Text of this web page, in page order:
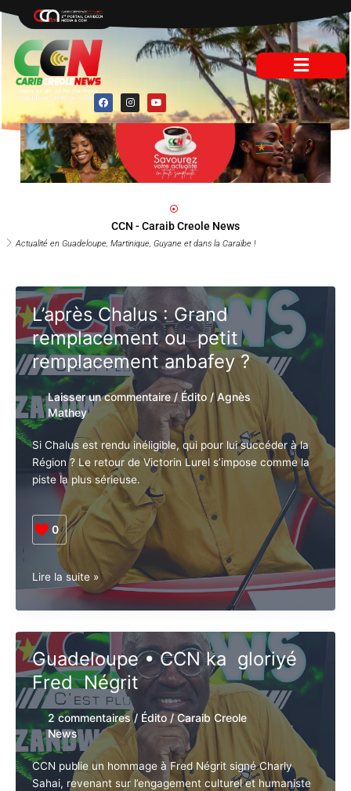
contenu
F
a
c
e
b
o
o
k
I
n
s
t
m
Y
o
u
t
b
e
Actualité en Guadeloupe, Martinique, Guyane et dans la Caraïbe !
CCN - Caraib Creole News
L’après Chalus : Grand
remplacement ou petit
remplacement anbafey ?
Laisser un commentaire / Édito/Agnès
Mathey
Si Chalus est rendu inéligible, qui pour lui succéder à
la Région ? Le retour de Victorin Lurel s’impose
comme la piste la plus sérieuse.
0
L’après
Chalus
:
remplacement
ou
petit
remplacement
anbafey
?
Lire la suite »
Guadeloupe • CCN ka gloriyé
Fred Négrit
2 commentaires / Édito/Caraib Creole
News
CCN publie un hommage à Fred Négrit signé Charly
Sahai, revenant sur l’engagement culturel et